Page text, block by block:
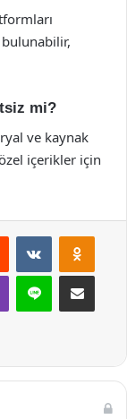
bulunabilir,
mi?
ve kaynak
içerikler için
Reddit VKontakte
Viber Line E-Posta ile